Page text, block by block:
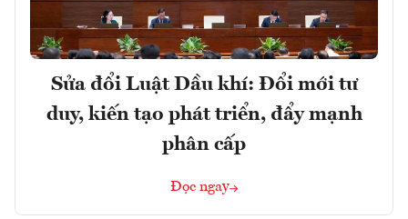
Sửa đổi Luật Dầu khí: Đổi mới tư
duy, kiến tạo phát triển, đẩy mạnh
phân cấp
Đọc ngay